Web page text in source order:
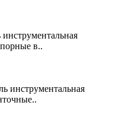
в..
инструментальная